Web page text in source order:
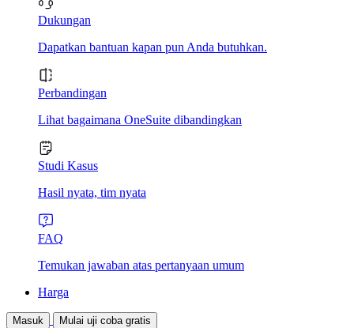
Dukungan
Dapatkan bantuan kapan pun Anda butuhkan.
Perbandingan
Lihat bagaimana OneSuite dibandingkan
Studi Kasus
Hasil nyata, tim nyata
FAQ
Temukan jawaban atas pertanyaan umum
Harga
Masuk Mulai uji coba gratis